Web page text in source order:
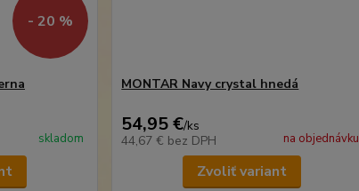
- 20 %
skladom
MONTAR Navy crystal hnedá
54,95 €/ks
44,67 € bez DPH na objednávku
Zvoliť variant